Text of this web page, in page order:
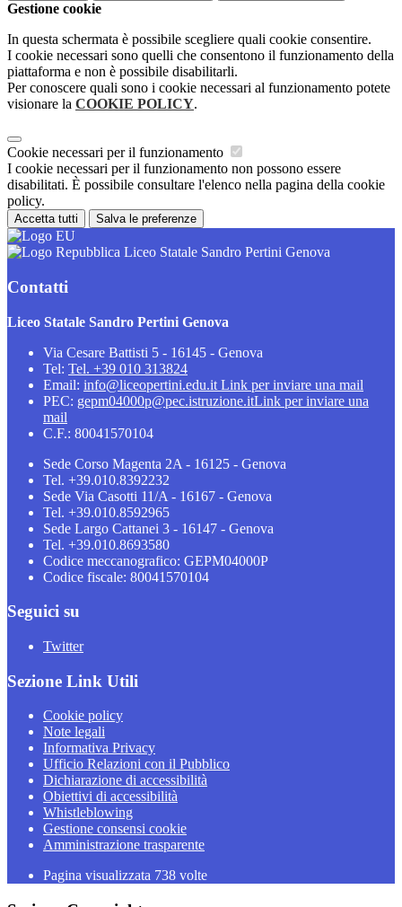
Gestione cookie
In questa schermata è possibile scegliere quali cookie consentire.
I cookie necessari sono quelli che consentono il funzionamento della
piattaforma e non è possibile disabilitarli.
Per conoscere quali sono i cookie necessari al funzionamento potete
visionare la COOKIE POLICY.
Cookie necessari per il funzionamento
I cookie necessari per il funzionamento non possono essere
disabilitati. È possibile consultare l'elenco nella pagina della cookie
policy.
Accetta tutti Salva le preferenze
Liceo Statale Sandro Pertini Genova
Contatti
Liceo Statale Sandro Pertini Genova
Via Cesare Battisti 5 - 16145 - Genova
Tel: Tel. +39 010 313824
Email: info@liceopertini.edu.it Link per inviare una mail
PEC: gepm04000p@pec.istruzione.itLink per inviare una
mail
C.F.: 80041570104
Sede Corso Magenta 2A - 16125 - Genova
Tel. +39.010.8392232
Sede Via Casotti 11/A - 16167 - Genova
Tel. +39.010.8592965
Sede Largo Cattanei 3 - 16147 - Genova
Tel. +39.010.8693580
Codice meccanografico: GEPM04000P
Codice fiscale: 80041570104
Seguici su
Twitter
Sezione Link Utili
Cookie policy
Note legali
Informativa Privacy
Ufficio Relazioni con il Pubblico
Dichiarazione di accessibilità
Obiettivi di accessibilità
Whistleblowing
Gestione consensi cookie
Amministrazione trasparente
Pagina visualizzata 738 volte